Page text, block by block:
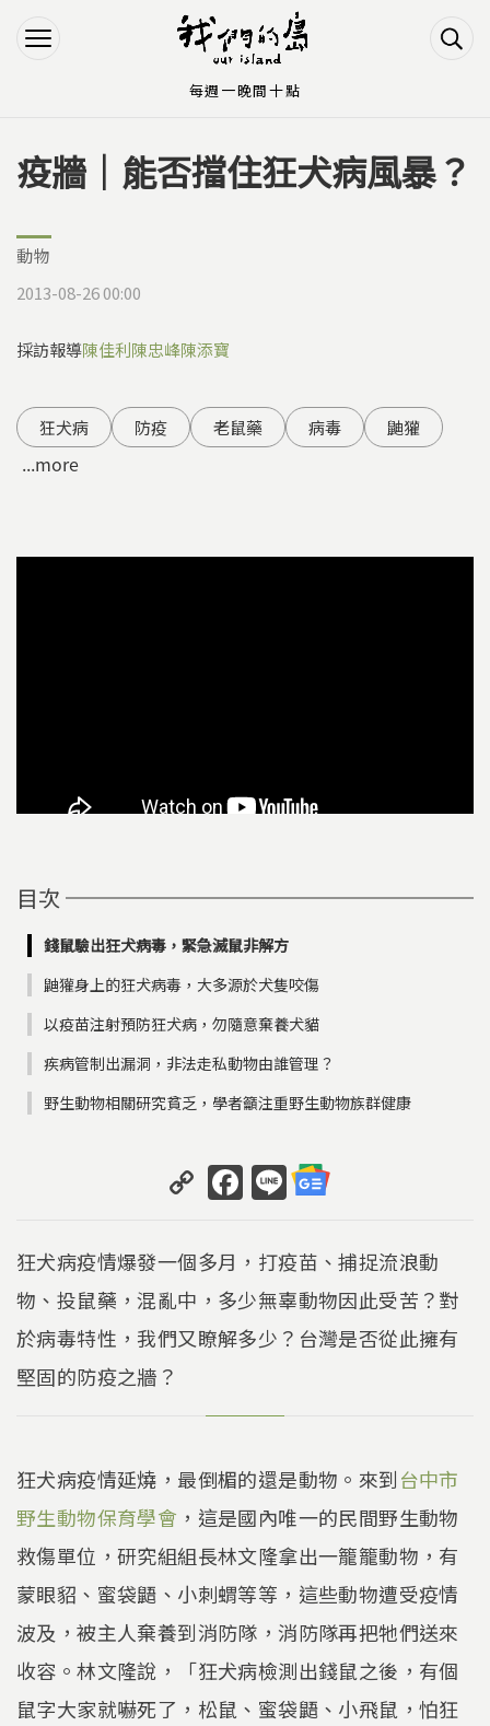
Jump to Navigation
Jump to Main content
您在這裡
疫牆｜能否擋住狂犬病風暴？
動物
2013-08-26 00:00
採訪報導陳佳利陳忠峰陳添寶
狂犬病 防疫 老鼠藥 病毒 鼬獾
...more
目次
錢鼠驗出狂犬病毒，緊急滅鼠非解方
鼬獾身上的狂犬病毒，大多源於犬隻咬傷
以疫苗注射預防狂犬病，勿隨意棄養犬貓
疾病管制出漏洞，非法走私動物由誰管理？
野生動物相關研究貧乏，學者籲注重野生動物族群健康
C
o
p
y
Li
n
F
a
c
e
b
o
k
Li
n
e
狂犬病疫情爆發一個多月，打疫苗、捕捉流浪動
物、投鼠藥，混亂中，多少無辜動物因此受苦？對
於病毒特性，我們又瞭解多少？台灣是否從此擁有
堅固的防疫之牆？
狂犬病疫情延燒，最倒楣的還是動物。來到台中市
野生動物保育學會 ，這是國內唯一的民間野生動物
救傷單位，研究組組長林文隆拿出一籠籠動物，有
蒙眼貂、蜜袋鼯、小刺蝟等等，這些動物遭受疫情
波及，被主人棄養到消防隊，消防隊再把牠們送來
收容。林文隆說，「狂犬病檢測出錢鼠之後，有個
鼠字大家就嚇死了，松鼠、蜜袋鼯、小飛鼠，怕狂
每週一晚間十點